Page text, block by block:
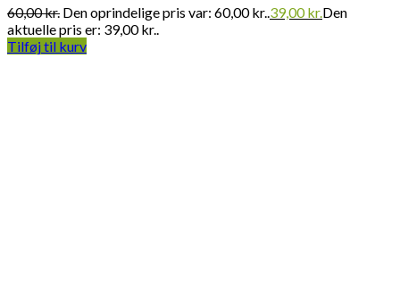
60,00kr. Den oprindelige pris var: 60,00 kr..39,00kr.Den
aktuelle pris er: 39,00 kr..
Tilføj til kurv